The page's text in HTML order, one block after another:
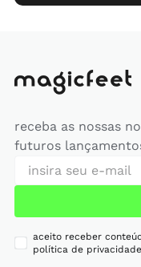
receba as nossas
futuros
aceito receber
política de privacidade